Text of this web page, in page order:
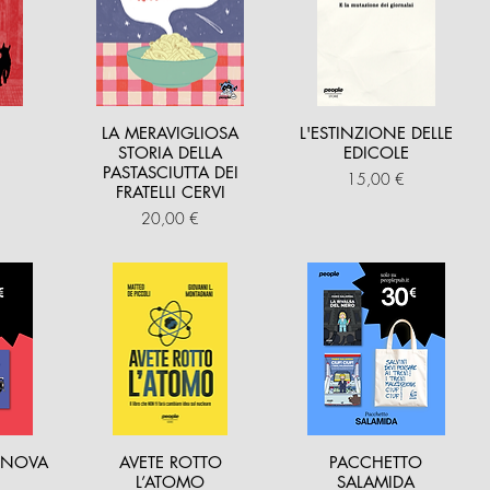
LA MERAVIGLIOSA
STORIA DELLA
PASTASCIUTTA DEI
FRATELLI CERVI
Prezzo
20,00 €
L'ESTINZIONE DELLE
EDICOLE
Prezzo
15,00 €
AVETE ROTTO
L’ATOMO
PACCHETTO
SALAMIDA